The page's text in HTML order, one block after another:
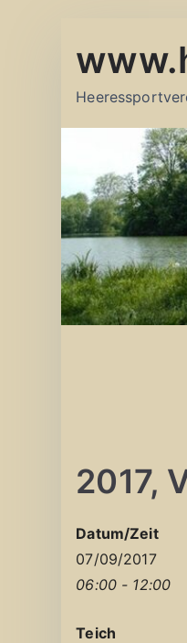
Inhalt
2017,
Datum/Zeit
07/09/2017
06:00 - 12:00
Teich